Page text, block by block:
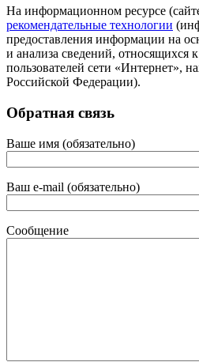
На информационном ресурсе
рекомендательные технологии
предоставления информации на
и анализа сведений, относящихся
пользователей сети «Интернет»,
Российской Федерации).
Обратная связь
Ваше имя (обязательно)
Ваш e-mail (обязательно)
Сообщение